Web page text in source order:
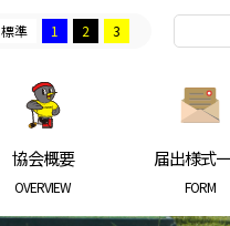
標準 1 2 3
協会概要
OVERVIEW
届出様式
FORM